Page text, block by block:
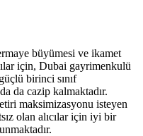
büyümesi ve ikamet
için, Dubai gayrimenkulü
birinci sınıf
da cazip kalmaktadır.
maksimizasyonu isteyen
olan alıcılar için iyi bir